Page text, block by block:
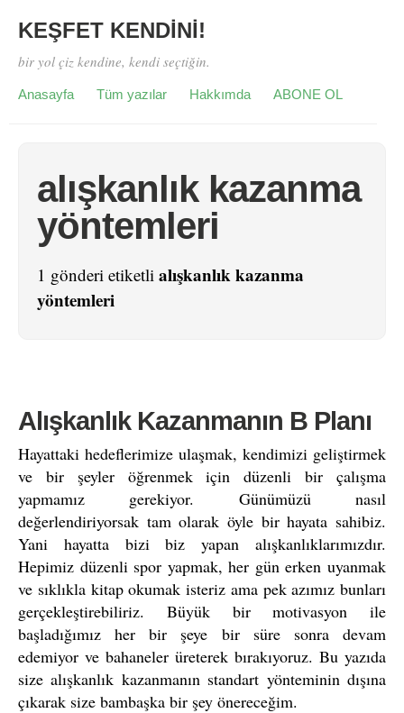
KEŞFET KENDİNİ!
bir yol çiz kendine, kendi seçtiğin.
Anasayfa Tüm yazılar Hakkımda ABONE OL
alışkanlık kazanma
yöntemleri
1 gönderi etiketli alışkanlık kazanma
yöntemleri
Alışkanlık Kazanmanın B Planı
Hayattaki hedeflerimize ulaşmak, kendimizi geliştirmek
ve bir şeyler öğrenmek için düzenli bir çalışma
yapmamız gerekiyor. Günümüzü nasıl
değerlendiriyorsak tam olarak öyle bir hayata sahibiz.
Yani hayatta bizi biz yapan alışkanlıklarımızdır.
Hepimiz düzenli spor yapmak, her gün erken uyanmak
ve sıklıkla kitap okumak isteriz ama pek azımız bunları
gerçekleştirebiliriz. Büyük bir motivasyon ile
başladığımız her bir şeye bir süre sonra devam
edemiyor ve bahaneler üreterek bırakıyoruz. Bu yazıda
size alışkanlık kazanmanın standart yönteminin dışına
çıkarak size bambaşka bir şey önereceğim.